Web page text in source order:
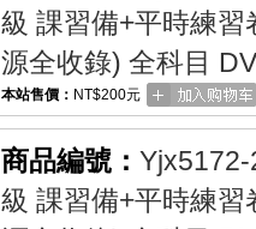
級 課習備+平時練
源全收錄) 全科目
本站售價： NT$200元
商品編號： Yjx5172-
級 課習備+平時練